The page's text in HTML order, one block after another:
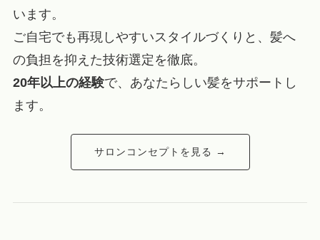
います。
ご自宅でも再現しやすいスタイルづくりと、髪へ
の負担を抑えた技術選定を徹底。
20年以上の経験で、あなたらしい髪をサポートし
ます。
サロンコンセプトを見る →